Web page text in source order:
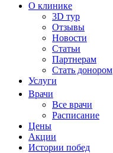
О клинике
3D тур
Отзывы
Новости
Статьи
Партнерам
Стать донором
Услуги
Врачи
Все врачи
Расписание
Цены
Акции
Истории побед